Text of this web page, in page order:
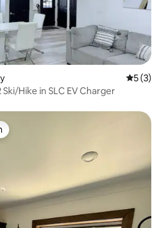
5 (3)
Hike in SLC EV Charger